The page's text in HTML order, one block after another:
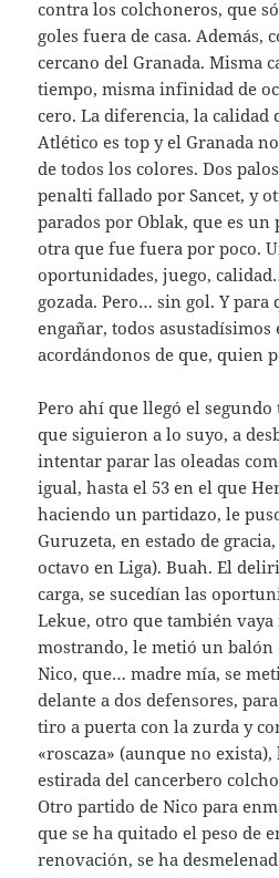
contra los colchoneros, que
goles fuera de casa. Además,
cercano del Granada. Misma
tiempo, misma infinidad de
cero. La diferencia, la calidad
Atlético es top y el Granada
de todos los colores. Dos
penalti fallado por Sancet, y
parados por Oblak, que es un
otra que fue fuera por poco.
oportunidades, juego,
gozada. Pero… sin gol. Y para
engañar, todos asustadísimos
acordándonos de que, quien
Pero ahí que llegó el
que siguieron a lo suyo, a
intentar parar las oleadas
igual, hasta el 53 en el que
haciendo un partidazo, le
Guruzeta, en estado de
octavo en Liga). Buah. El
carga, se sucedían las
Lekue, otro que también vaya
mostrando, le metió un
Nico, que… madre mía, se
delante a dos defensores,
tiro a puerta con la zurda y
«roscaza» (aunque no
estirada del cancerbero
Otro partido de Nico para
que se ha quitado el peso de
renovación, se ha